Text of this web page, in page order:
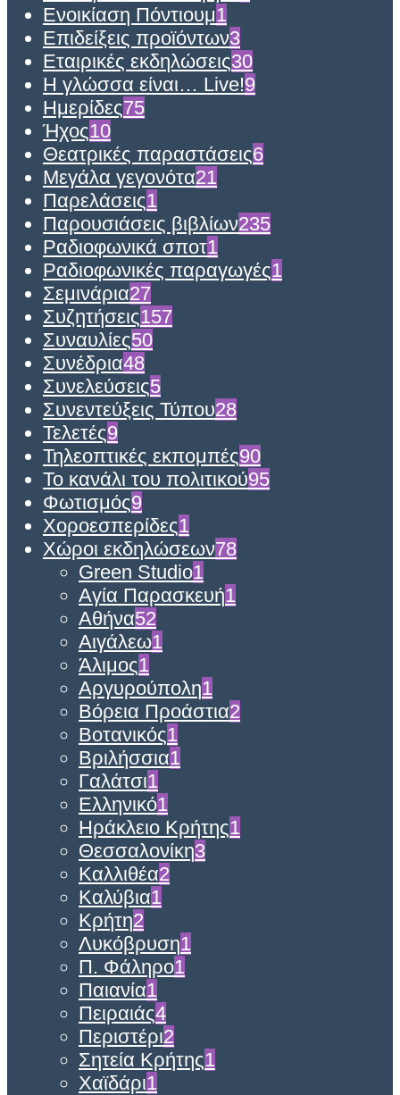
Ενοικίαση Πόντιουμ1
Επιδείξεις προϊόντων3
Εταιρικές εκδηλώσεις30
Η γλώσσα είναι… Live!9
Ημερίδες75
Ήχος10
Θεατρικές παραστάσεις6
Μεγάλα γεγονότα21
Παρελάσεις1
Παρουσιάσεις βιβλίων235
Ραδιοφωνικά σποτ1
Ραδιοφωνικές παραγωγές1
Σεμινάρια27
Συζητήσεις157
Συναυλίες50
Συνέδρια48
Συνελεύσεις5
Συνεντεύξεις Τύπου28
Τελετές9
Τηλεοπτικές εκπομπές90
Το κανάλι του πολιτικού95
Φωτισμός9
Χοροεσπερίδες1
Χώροι εκδηλώσεων78
Green Studio1
Αγία Παρασκευή1
Αθήνα52
Αιγάλεω1
Άλιμος1
Αργυρούπολη1
Βόρεια Προάστια2
Βοτανικός1
Βριλήσσια1
Γαλάτσι1
Ελληνικό1
Ηράκλειο Κρήτης1
Θεσσαλονίκη3
Καλλιθέα2
Καλύβια1
Κρήτη2
Λυκόβρυση1
Π. Φάληρο1
Παιανία1
Πειραιάς4
Περιστέρι2
Σητεία Κρήτης1
Χαϊδάρι1